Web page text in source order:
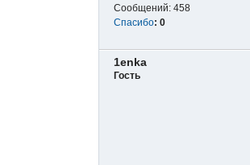
Сообщений: 458
Спасибо: 0
1enka
Гость